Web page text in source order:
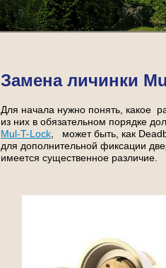
Замена личинки
Для начала нужно понять, какое
из них в обязательном порядке
Mul-T-Lock, может быть, как
для дополнительной фиксации
имеется существенное различие.